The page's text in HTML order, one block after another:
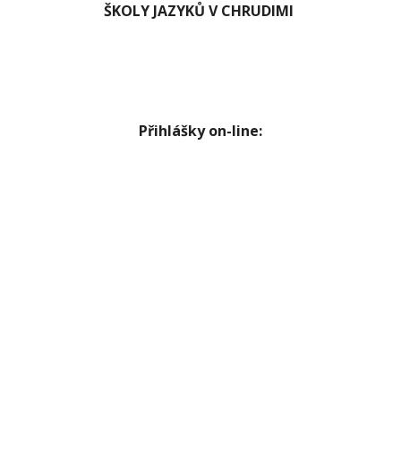
ŠKOLY JAZYKŮ V CHRUDIMI
Přihlášky on-line: